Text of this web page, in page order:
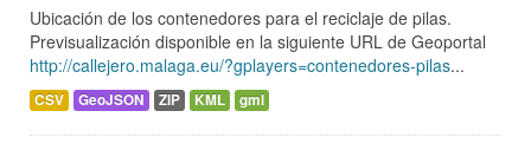
Ubicación de los contenedores para el reciclaje de pilas.
Previsualización disponible en la siguiente URL de Geoportal
http://callejero.malaga.eu/?gplayers=contenedores-pilas...
CSV GeoJSON ZIP KML gml